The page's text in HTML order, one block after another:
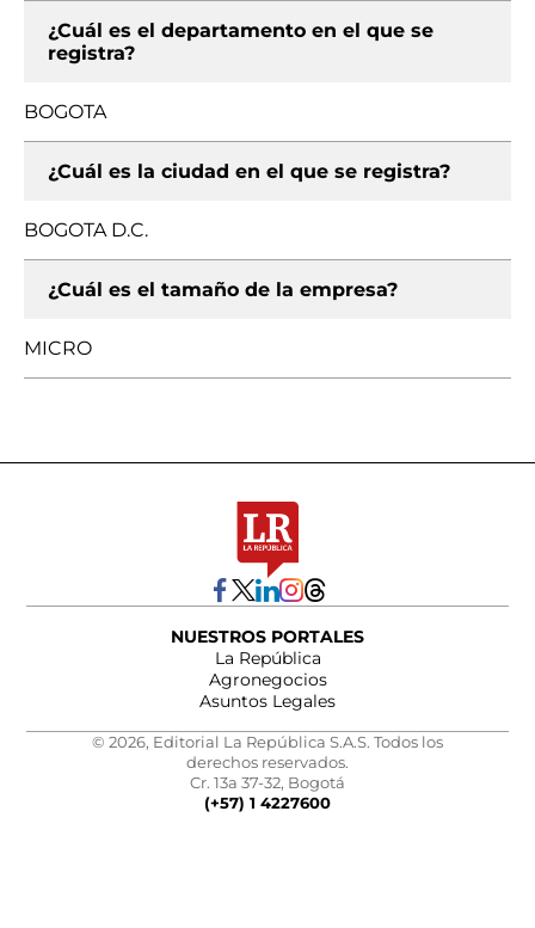
¿Cuál es el departamento en el que se
registra?
BOGOTA
¿Cuál es la ciudad en el que se registra?
BOGOTA D.C.
¿Cuál es el tamaño de la empresa?
MICRO
NUESTROS PORTALES
La República
Agronegocios
Asuntos Legales
© 2026, Editorial La República S.A.S. Todos los
derechos reservados.
Cr. 13a 37-32, Bogotá
(+57) 1 4227600